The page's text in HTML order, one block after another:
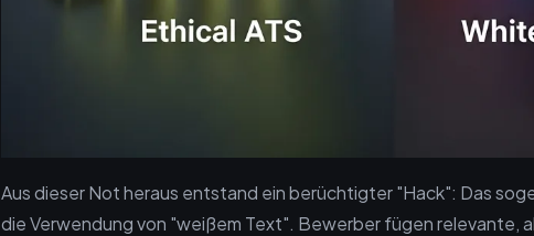
Aus dieser Not heraus entstand ein berüchtigter "Hack": Das
die Verwendung von "weißem Text". Bewerber fügen relevante,